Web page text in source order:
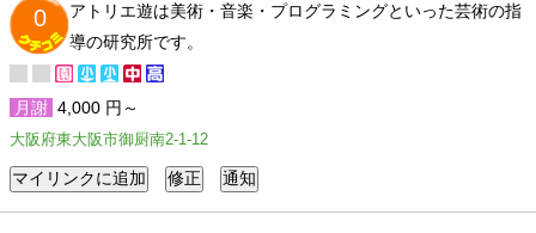
0
アトリエ遊は美術・音楽・プログラミングといった芸術の指
導の研究所です。
月謝 4,000 円～
大阪府東大阪市御厨南2-1-12